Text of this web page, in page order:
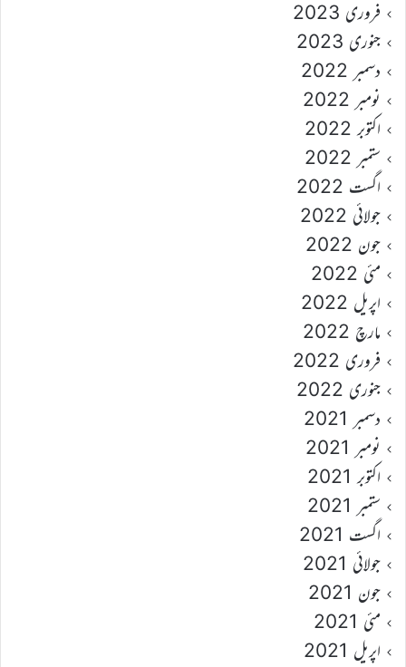
فروری 2023
جنوری 2023
دسمبر 2022
نومبر 2022
اکتوبر 2022
ستمبر 2022
اگست 2022
جولائی 2022
جون 2022
مئی 2022
اپریل 2022
مارچ 2022
فروری 2022
جنوری 2022
دسمبر 2021
نومبر 2021
اکتوبر 2021
ستمبر 2021
اگست 2021
جولائی 2021
جون 2021
مئی 2021
اپریل 2021